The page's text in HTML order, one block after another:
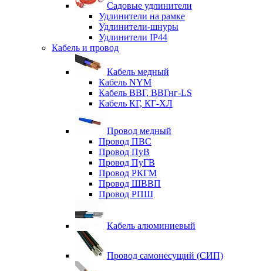
Садовые удлинители
Удлинители на рамке
Удлинители-шнуры
Удлинители IP44
Кабель и провод
Кабель медный
Кабель NYM
Кабель ВВГ, ВВГнг-LS
Кабель КГ, КГ-ХЛ
Провод медный
Провод ПВС
Провод ПуВ
Провод ПуГВ
Провод РКГМ
Провод ШВВП
Провод РПШ
Кабель алюминиевый
Провод самонесущий (СИП)